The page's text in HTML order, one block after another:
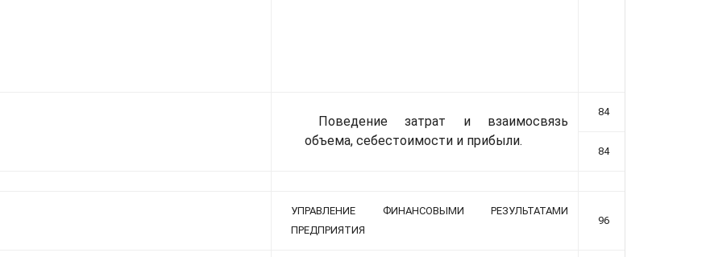
Поведение затрат и взаимосвязь
объема, себестоимости и прибыли.
84
84
УПРАВЛЕНИЕ ФИНАНСОВЫМИ РЕЗУЛЬТАТАМИ
ПРЕДПРИЯТИЯ
96